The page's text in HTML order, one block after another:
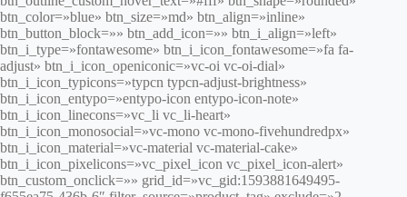
btn_color=»blue» btn_size=»md» btn_align=»inline»
btn_button_block=»» btn_add_icon=»» btn_i_align=»left»
btn_i_type=»fontawesome» btn_i_icon_fontawesome=»fa fa-
adjust» btn_i_icon_openiconic=»vc-oi vc-oi-dial»
btn_i_icon_typicons=»typcn typcn-adjust-brightness»
btn_i_icon_entypo=»entypo-icon entypo-icon-note»
btn_i_icon_linecons=»vc_li vc_li-heart»
btn_i_icon_monosocial=»vc-mono vc-mono-fivehundredpx»
btn_i_icon_material=»vc-material vc-material-cake»
btn_i_icon_pixelicons=»vc_pixel_icon vc_pixel_icon-alert»
btn_custom_onclick=»» grid_id=»vc_gid:1593881649495-